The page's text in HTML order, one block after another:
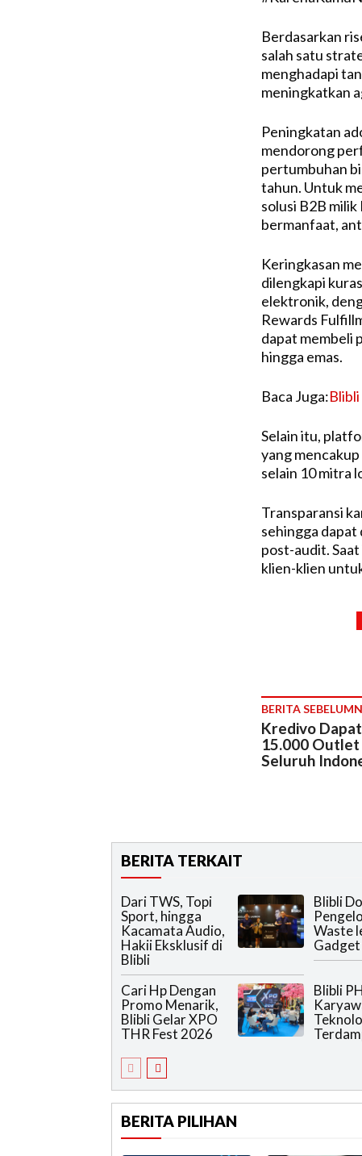
Berdasarkan
salah satu
menghadapi
meningkatkan
Peningkatan
mendorong
pertumbuhan
tahun. Untuk
solusi B2B
bermanfaat,
Keringkasan
dilengkapi
elektronik,
Rewards
dapat membeli
hingga emas.
Baca Juga:
Selain itu,
yang
selain 10 mitra
Transparansi
sehingga dapat
post-audit.
klien-klien
BERITA
Kredivo
15.000
Seluruh
BERITA TERKAIT
Dari TWS, Topi
Sport, hingga
Kacamata Audio,
Hakii Eksklusif di
Blibli
Blibli
Waste
Cari Hp Dengan
Promo Menarik,
Blibli Gelar XPO
THR Fest 2026
Blibli
BERITA PILIHAN